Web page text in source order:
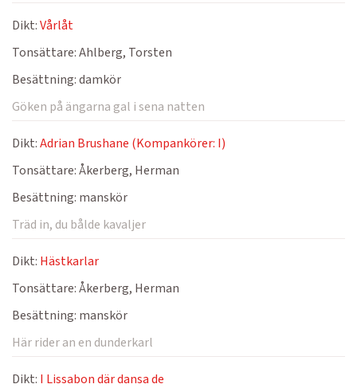
Dikt:Vårlåt
Tonsättare:Ahlberg, Torsten
Besättning:damkör
Göken på ängarna gal i sena natten
Dikt:Adrian Brushane (Kompankörer: I)
Tonsättare:Åkerberg, Herman
Besättning: manskör
Träd in, du bålde kavaljer
Dikt: Hästkarlar
Tonsättare:Åkerberg, Herman
Besättning: manskör
Här rider an en dunderkarl
Dikt: I Lissabon där dansa de